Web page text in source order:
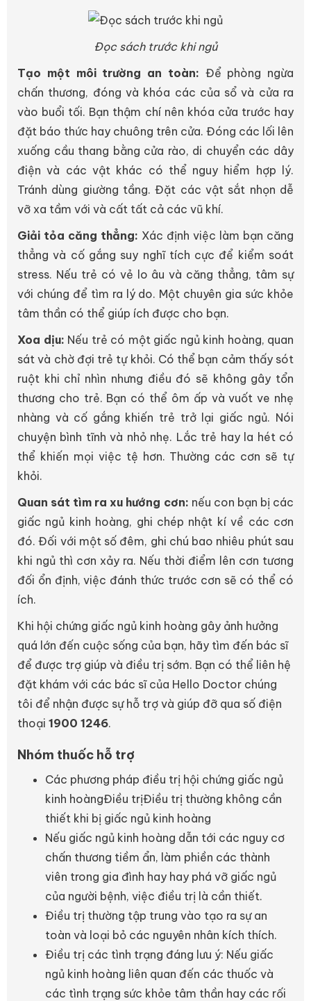
Đọc sách trước khi ngủ
Tạo một môi trường an toàn: Để phòng ngừa
chấn thương, đóng và khóa các của sổ và cửa ra
vào buổi tối. Bạn thậm chí nên khóa cửa trước hay
đặt báo thức hay chuông trên cửa. Đóng các lối lên
xuống cầu thang bằng cửa rào, di chuyển các dây
điện và các vật khác có thể nguy hiểm hợp lý.
Tránh dùng giường tầng. Đặt các vật sắt nhọn dễ
vỡ xa tầm với và cất tất cả các vũ khí.
Giải tỏa căng thẳng: Xác định việc làm bạn căng
thẳng và cố gắng suy nghĩ tích cực để kiểm soát
stress. Nếu trẻ có vẻ lo âu và căng thẳng, tâm sự
với chúng để tìm ra lý do. Một chuyên gia sức khỏe
tâm thần có thể giúp ích được cho bạn.
Xoa dịu: Nếu trẻ có một giấc ngủ kinh hoàng, quan
sát và chờ đợi trẻ tự khỏi. Có thể bạn cảm thấy sót
ruột khi chỉ nhìn nhưng điều đó sẽ không gây tổn
thương cho trẻ. Bạn có thể ôm ấp và vuốt ve nhẹ
nhàng và cố gắng khiến trẻ trở lại giấc ngủ. Nói
chuyện bình tĩnh và nhỏ nhẹ. Lắc trẻ hay la hét có
thể khiến mọi việc tệ hơn. Thường các cơn sẽ tự
khỏi.
Quan sát tìm ra xu hướng cơn: nếu con bạn bị các
giấc ngủ kinh hoàng, ghi chép nhật kí về các cơn
đó. Đối với một số đêm, ghi chú bao nhiêu phút sau
khi ngủ thì cơn xảy ra. Nếu thời điểm lên cơn tương
đối ổn định, việc đánh thức trước cơn sẽ có thể có
ích.
Khi hội chứng giấc ngủ kinh hoàng gây ảnh hưởng
quá lớn đến cuộc sống của bạn, hãy tìm đến bác sĩ
để được trợ giúp và điều trị sớm. Bạn có thể liên hệ
đặt khám với các bác sĩ của Hello Doctor chúng
tôi để nhận được sự hỗ trợ và giúp đỡ qua số điện
thoại 1900 1246.
Nhóm thuốc hỗ trợ
Các phương pháp điều trị hội chứng giấc ngủ
kinh hoàngĐiều trịĐiều trị thường không cần
thiết khi bị giấc ngủ kinh hoàng
Nếu giấc ngủ kinh hoàng dẫn tới các nguy cơ
chấn thương tiềm ẩn, làm phiền các thành
viên trong gia đình hay hay phá vỡ giấc ngủ
của người bệnh, việc điều trị là cần thiết.
Điều trị thường tập trung vào tạo ra sự an
toàn và loại bỏ các nguyên nhân kích thích.
Điều trị các tình trạng đáng lưu ý: Nếu giấc
ngủ kinh hoàng liên quan đến các thuốc và
các tình trạng sức khỏe tâm thần hay các rối